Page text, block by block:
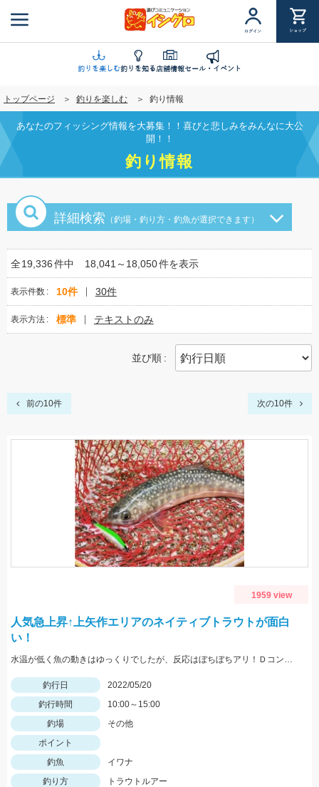
ン
に
移
動
ログイン ショップ
釣りを楽しむ釣りを知る店舗情報セール・イベント
トップページ 釣りを楽しむ 釣り情報
あなたのフィッシング情報を大募集！！喜びと悲しみをみんなに大公
開！！
釣り情報
詳細検索 （釣場・釣り方・釣魚が選択できます）
全19,336件中 18,041～18,050件を表示
表示件数 10件 30件
表示方法 標準 テキストのみ
並び順
前の10件 次の10件
1959 view
人気急上昇↑上矢作エリアのネイティブトラウトが面白
い！
水温が低く魚の動きはゆっくりでしたが、反応はぼちぼちアリ！Ｄコンタクト50、Ｄコンセプト48ＭＤにネイティブイワナが好反応♪
釣行日
2022/05/20
釣行時間
10:00～15:00
釣場
その他
ポイント
釣魚
イワナ
釣り方
トラウトルアー